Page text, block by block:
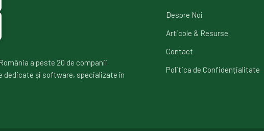
a peste 20 de companii
dedicate și software, specializate în
Despre Noi
Articole & Resurse
Contact
Politica de Confidențialitate